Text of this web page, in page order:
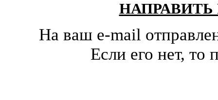
На ваш e-mail
Если его нет,